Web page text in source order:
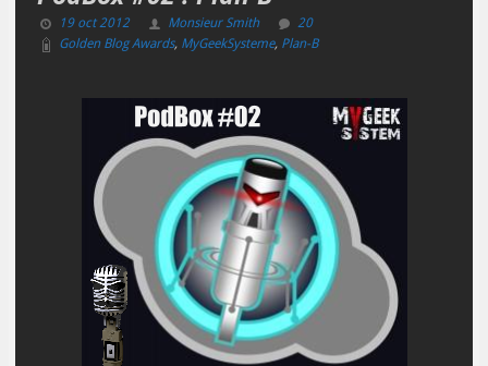
19 oct 2012 Monsieur Smith
20
Golden Blog Awards, MyGeekSysteme, Plan-B